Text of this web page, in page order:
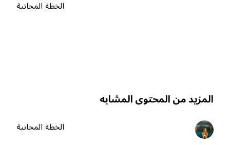
الخطة المجانية
من المحتوى المشابه
الخطة المجانية